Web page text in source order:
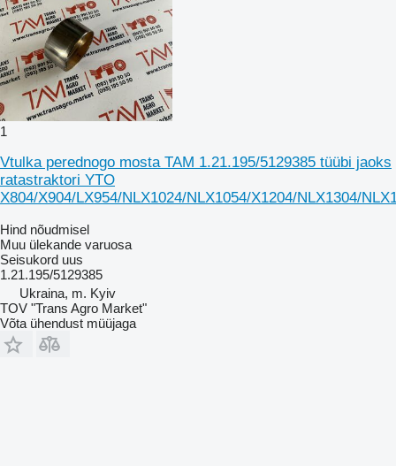
1
Vtulka perednogo mosta TAM 1.21.195/5129385 tüübi jaoks
ratastraktori YTO
X804/X904/LX954/NLX1024/NLX1054/X1204/NLX1304/
Hind nõudmisel
Muu ülekande varuosa
Seisukord uus
1.21.195/5129385
Ukraina, m. Kyiv
TOV "Trans Agro Market"
Võta ühendust müüjaga